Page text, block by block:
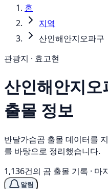
홈
지역
산인해안지오파구
관광지 · 효고현
산인해안지오
출몰 정보
반달가슴곰 출몰 데이터를
를 바탕으로 정리했습니다.
1,136건의 곰 출몰 기록 · 마
알림